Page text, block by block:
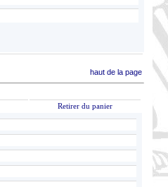
haut de la page
Retirer du panier